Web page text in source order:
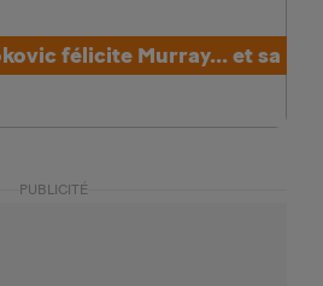
félicite Murray... et sa
PUBLICITÉ